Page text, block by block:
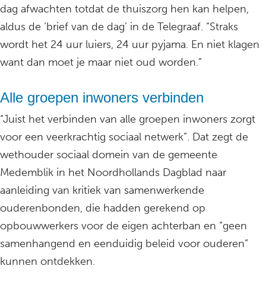
dag afwachten totdat de thuiszorg hen kan helpen,
aldus de ‘brief van de dag’ in de Telegraaf. “Straks
wordt het 24 uur luiers, 24 uur pyjama. En niet klagen
want dan moet je maar niet oud worden.”
Alle groepen inwoners verbinden
“Juist het verbinden van alle groepen inwoners zorgt
voor een veerkrachtig sociaal netwerk”. Dat zegt de
wethouder sociaal domein van de gemeente
Medemblik in het Noordhollands Dagblad naar
aanleiding van kritiek van samenwerkende
ouderenbonden, die hadden gerekend op
opbouwwerkers voor de eigen achterban en “geen
samenhangend en eenduidig beleid voor ouderen”
kunnen ontdekken.